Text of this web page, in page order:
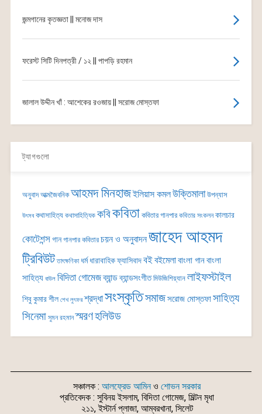
জন্মগানের কৃতজ্ঞতা || মনোজ দাস
ফরেস্ট সিটি দিনপত্রী / ১২ || পাপড়ি রহমান
জালাল উদ্দীন খাঁ : আশেকের রওজায় || সরোজ মোস্তফা
ট্যাগগুলো
অনুবাদ আত্মজৈবনিক আহমদ মিনহাজইলিয়াস কমলউক্তিমালা উপন্যাস
উৎসব কথাসাহিত্য কথাসাহিত্যিক কবিকবিতা কবিতার গানপার কবিতার সংকলন কালচার
কোটেশন্সগান গানপার কবিতার চয়ন ও অনুবাদনজাহেদ আহমদ
ট্রিবিউট তাৎক্ষণিকা ধর্ম ধারাবাহিকফ্যাসিবাদবইবইমেলাবাংলা গানবাংলা
সাহিত্য বাউল বিদিতা গোমেজব্যান্ডব্যান্ডসংগীত মিউজিশিয়্যান লাইফস্টাইল
শিবু কুমার শীল শেখ লুৎফর শ্রদ্ধাসংস্কৃতিসমাজসরোজ মোস্তফাসাহিত্য
সিনেমা সুমন রহমান স্মরণহলিউড
সঞ্চালক : আলফ্রেড আমিনও শোভন সরকার
প্রতিবেদক : সুবিনয় ইসলাম, বিদিতা গোমেজ, মিল্টন মৃধা
২১১, ইস্টার্ন প্লাজা, আম্বরখানা, সিলেট